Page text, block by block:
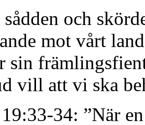
sådden och
mot vårt
sin
vill att vi ska
34: ”När